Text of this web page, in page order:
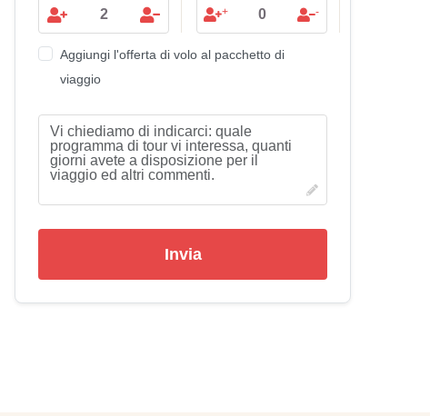
+ -
Aggiungi l'offerta di volo al pacchetto di
viaggio
Invia